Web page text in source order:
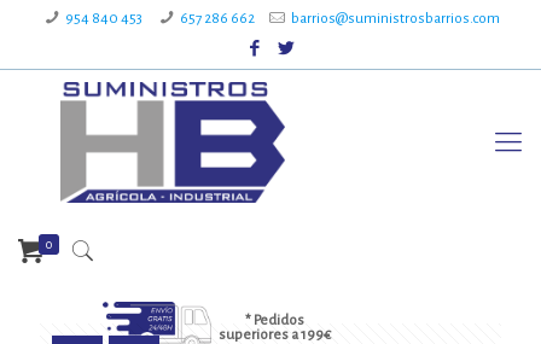
954 840 453 657 286 662 barrios@suministrosbarrios.com
* Pedidos
superiores a 199€
0